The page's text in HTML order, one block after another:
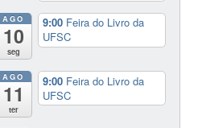
AGO
10
seg
9:00 Feira do Livro da
UFSC
AGO
11
ter
9:00 Feira do Livro da
UFSC